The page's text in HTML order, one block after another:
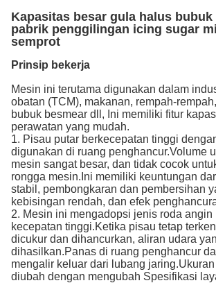
Kapasitas besar gula halus
pabrik penggilingan icing sugar
semprot
Prinsip bekerja
Mesin ini terutama digunakan dalam
obatan (TCM), makanan, rempah-
bubuk besmear dll, Ini memiliki fitur
perawatan yang mudah.
1. Pisau putar berkecepatan tinggi
digunakan di ruang penghancur.Volume
mesin sangat besar, dan tidak cocok
rongga mesin.Ini memiliki keuntungan
stabil, pembongkaran dan pembersihan
kebisingan rendah, dan efek
2. Mesin ini mengadopsi jenis roda angin
kecepatan tinggi.Ketika pisau tetap
dicukur dan dihancurkan, aliran udara
dihasilkan.Panas di ruang penghancur
mengalir keluar dari lubang
diubah dengan mengubah Spesifikasi